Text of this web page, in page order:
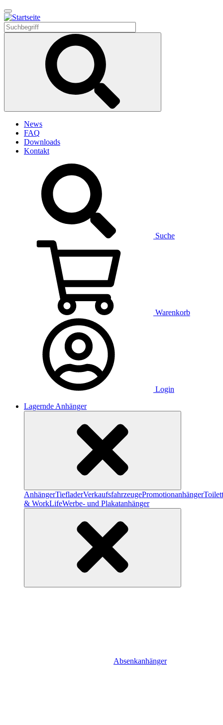
Direkt
zum
Inhalt
News
FAQ
Downloads
Kontakt
Suche
Warenkorb
Login
Lagernde Anhänger
AnhängerTiefladerVerkaufsfahrzeugePromotionanhänger
& WorkLifeWerbe- und Plakatanhänger
Absenkanhänger